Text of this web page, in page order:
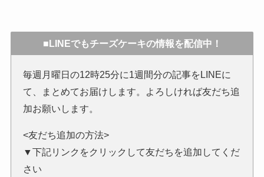
■LINEでもチーズケーキの情報を配信中！
毎週月曜日の12時25分に1週間分の記事をLINEに
て、まとめてお届けします。よろしければ友だち追
加お願いします。
<友だち追加の方法>
▼下記リンクをクリックして友だちを追加してくだ
さい